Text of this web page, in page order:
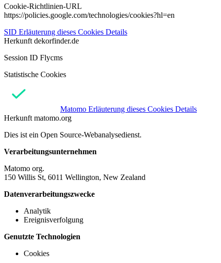
Cookie-Richtlinien-URL
https://policies.google.com/technologies/cookies?hl=en
SID Erläuterung dieses Cookies Details
Herkunft dekorfinder.de
Session ID Flycms
Statistische Cookies
Matomo Erläuterung dieses Cookies Details
Herkunft matomo.org
Dies ist ein Open Source-Webanalysedienst.
Verarbeitungsunternehmen
Matomo org.
150 Willis St, 6011 Wellington, New Zealand
Datenverarbeitungszwecke
Analytik
Ereignisverfolgung
Genutzte Technologien
Cookies